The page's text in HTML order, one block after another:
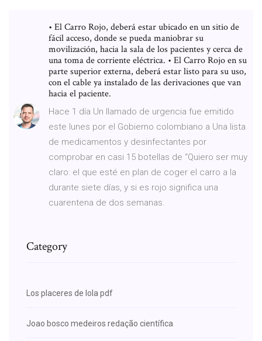
• El Carro Rojo, deberá estar ubicado en un sitio de
fácil acceso, donde se pueda maniobrar su
movilización, hacia la sala de los pacientes y cerca de
una toma de corriente eléctrica. • El Carro Rojo en su
parte superior externa, deberá estar listo para su uso,
con el cable ya instalado de las derivaciones que van
hacia el paciente.
Hace 1 día Un llamado de urgencia fue emitido
este lunes por el Gobierno colombiano a Una lista
de medicamentos y desinfectantes por
comprobar en casi 15 botellas de “Quiero ser muy
claro: el que esté en plan de coger el carro a la
durante siete días, y si es rojo significa una
cuarentena de dos semanas.
Category
Los placeres de lola pdf
Joao bosco medeiros redação científica